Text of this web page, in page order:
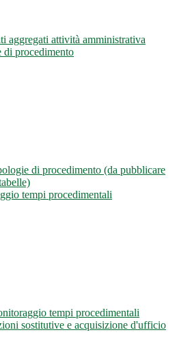
aggregati attività amministrativa
di procedimento
di procedimento (da pubblicare
tempi procedimentali
tempi procedimentali
sostitutive e acquisizione d'ufficio